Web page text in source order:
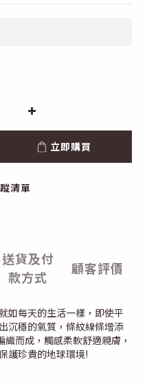
立即購買
清單
送貨及付
款方式
顧客評價
如每天的生活一樣，即使平
沉穩的氣質，條紋線條增添
而成，觸感柔軟舒適親膚，
護珍貴的地球環境!